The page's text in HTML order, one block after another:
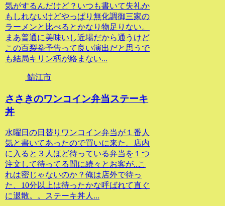
気がするんだけど？いつも書いて失礼か
もしれないけどやっぱり無化調御三家の
ラーメンと比べるとかなり物足りない。
まあ普通に美味いし近場だから通うけど
この百裂拳予告って良い演出だと思うで
も結局キリン柄が絡まない...
鯖江市
ささきのワンコイン弁当ステーキ
丼
水曜日の日替りワンコイン弁当が１番人
気と書いてあったので買いに来た。店内
に入ると３人ほど待っている弁当を１つ
注文して待ってる間に続々とお客が..こ
れは密じゃないのか？俺は店外で待っ
た、10分以上は待ったかな呼ばれて直ぐ
に退散。。ステーキ丼人...